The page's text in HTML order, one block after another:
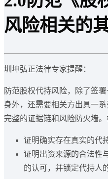
风险相关的
圳坤弘正法律专家提醒：
防范股权代持风险，除了签
身外，还需要相关方出具一
完整的证据链和风险防火墙。
证明确实存在真实的代
证明出资来源的合法性
的认可，并锁定代持人